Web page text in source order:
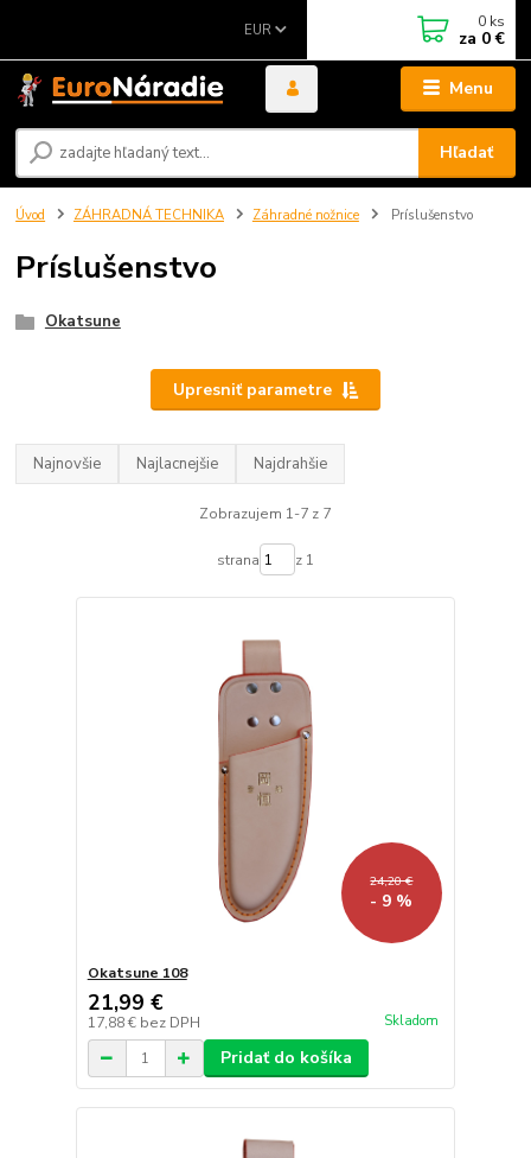
Menu
EUR
Hľadať
0 ks
za 0 €
Úvod ZÁHRADNÁ TECHNIKA Záhradné nožnice Príslušenstvo
Príslušenstvo
Okatsune
Upresniť parametre
Najnovšie Najlacnejšie Najdrahšie
Zobrazujem 1-7 z 7
strana z 1
24,20 €
- 9 %
Okatsune 108
21,99 €
17,88 € bez DPH Skladom
Pridať do košíka